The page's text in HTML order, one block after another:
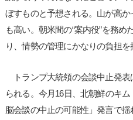
ぼすものと予想される。山が高
も高い。朝米間の“案内役”を務
り、情勢の管理にかなりの負担を
トランプ大統領の会談中止発表
られる。今月16日、北朝鮮のキ
脳会談の中止の可能性」発言で